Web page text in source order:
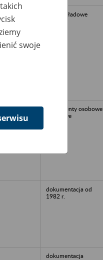
Akta zakładowe
Dokumenty osobowe
i płacowe
dokumentacja od
1982 r.
dokumentacja
swoje